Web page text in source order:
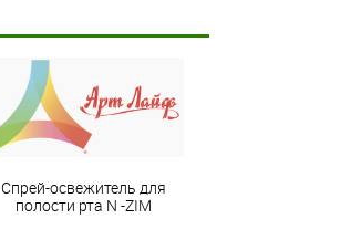
Спрей-освежитель для
полости рта N -ZIM